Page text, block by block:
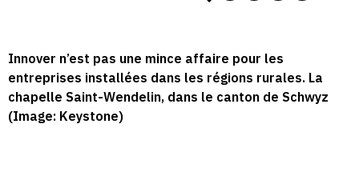
Innover n’est pas une mince affaire pour les
entreprises installées dans les régions rurales. La
chapelle Saint-Wendelin, dans le canton de Schwyz
(Image: Keystone)